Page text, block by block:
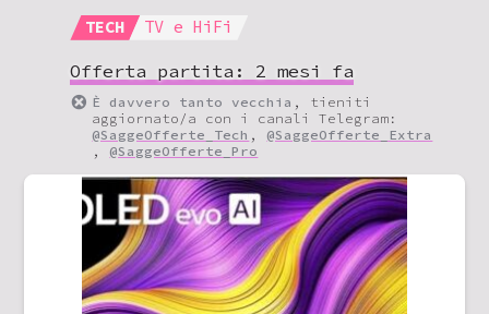
TECH TV e HiFi
Offerta partita: 2 mesi fa
È davvero tanto vecchia , tieniti
aggiornato/a con i canali Telegram:
@SaggeOfferte_Tech , @SaggeOfferte_Extra
, @SaggeOfferte_Pro